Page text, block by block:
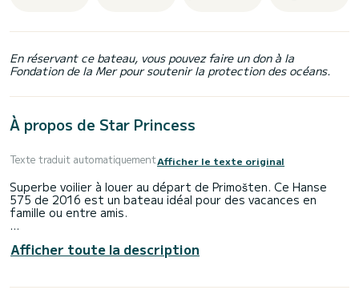
En réservant ce bateau, vous pouvez faire un don à la
Fondation de la Mer pour soutenir la protection des océans.
À propos de Star Princess
Texte traduit automatiquementAfficher le texte original
Superbe voilier à louer au départ de Primošten. Ce Hanse
575 de 2016 est un bateau idéal pour des vacances en
famille ou entre amis.
de 17 mètres. Vous pourrez accueillir jusqu'à 12 personnes
en navigation et profiter de ses 5 cabines tout confort.
Pour votre confort, Star Princess possède 4 toilettes avec
Afficher toute la description